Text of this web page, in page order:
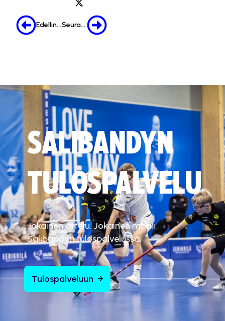
Edellinen Seuraava
SALIBANDYN
TULOSPALVELU
Jokainen ottelu. Jokainen maali.
Salibandyn tulospalvelussa.
Tulospalveluun